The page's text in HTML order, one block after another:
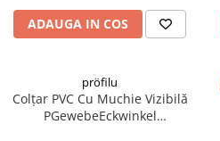
Mături
Saci Menaj
Finisaje Decorative
Folie Ambalare si Protectie
ADAUGA IN COS
pröfilu
Colțar PVC Cu Muchie Vizibilă
PGewebeEckwinkel